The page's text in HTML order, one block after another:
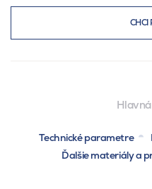
CHCI
Technické parametre
Ďalšie materiály a